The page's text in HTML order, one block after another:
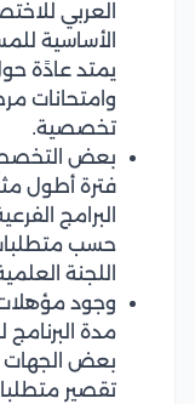
العربي
الأساسية
وامتحانات
تخصصية.
بعض
فترة أطول
حسب متطلبات
اللجنة
وجود مؤهلات
مدة البرنامج
بعض الجهات
تقصير